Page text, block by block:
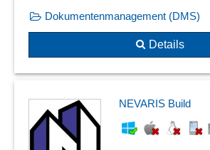
Themenverfolgung
Ticketbearbeitung
Vorgangsdokumente
Vorgangsordner
Wachbuch
Dokumentenmanagement (DMS)
Details
NEVARIS Build